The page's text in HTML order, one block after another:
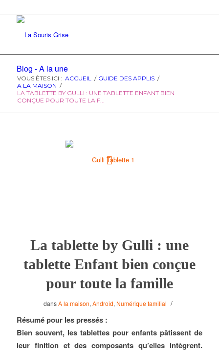
Blog - A la une
VOUS ÊTES ICI : ACCUEIL / GUIDE DES APPLIS /
A LA MAISON /
LA TABLETTE BY GULLI : UNE TABLETTE ENFANT BIEN
CONÇUE POUR TOUTE LA F...
La tablette by Gulli : une
tablette Enfant bien conçue
pour toute la famille
dansA la maison,Android, Numérique familial /
Résumé pour les pressés :
Bien souvent, les tablettes pour enfants pâtissent de
leur finition et des composants qu’elles intègrent.